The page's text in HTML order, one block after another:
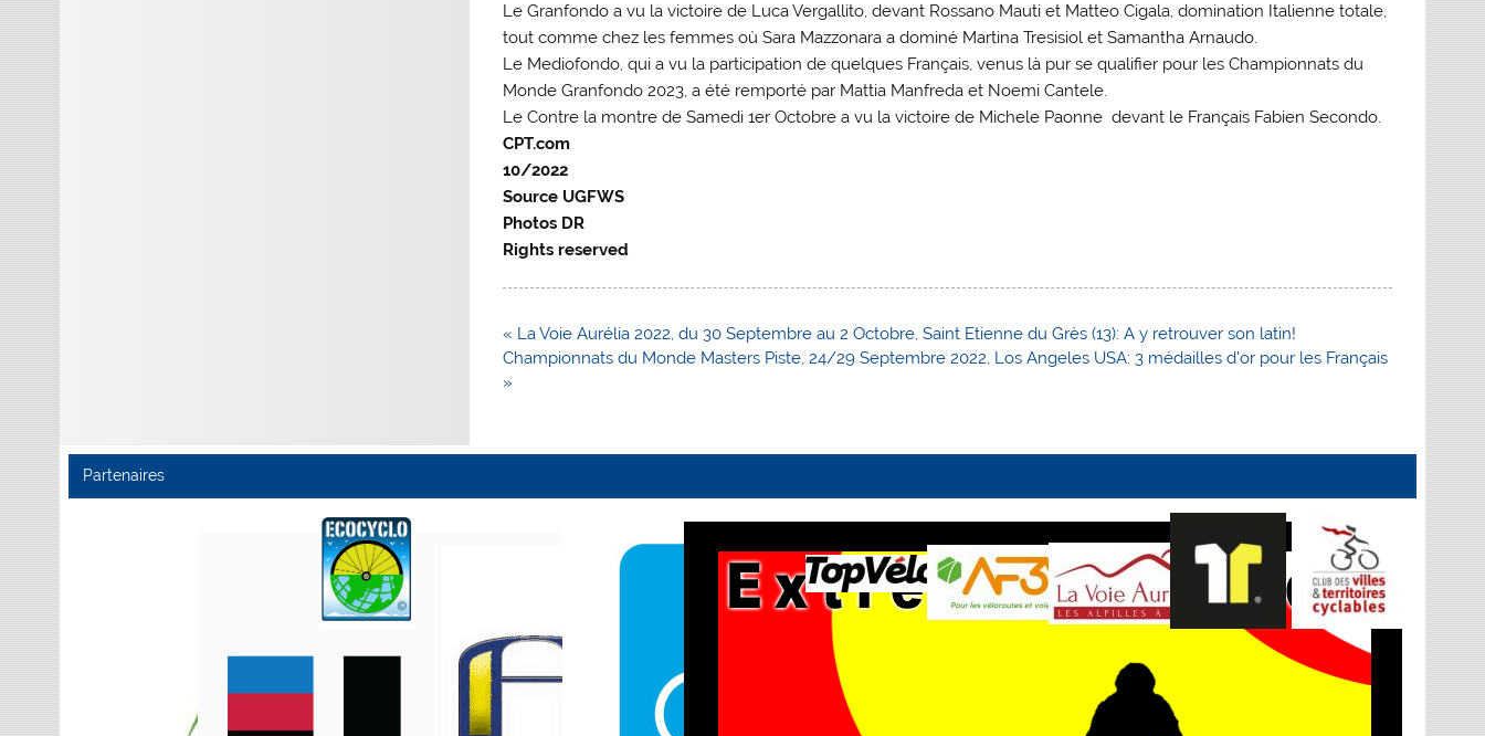
Le Granfondo a vu la victoire de Luca Vergallito, devant Rossano Mauti et Matteo Cigala, domination Italienne totale,
tout comme chez les femmes où Sara Mazzonara a dominé Martina Tresisiol et Samantha Arnaudo.
Le Mediofondo, qui a vu la participation de quelques Français, venus là pur se qualifier pour les Championnats du
Monde Granfondo 2023, a été remporté par Mattia Manfreda et Noemi Cantele.
Le Contre la montre de Samedi 1er Octobre a vu la victoire de Michele Paonne devant le Français Fabien Secondo.
CPT.com
10/2022
Source UGFWS
Photos DR
Rights reserved
Navigation
de
l’article
« La Voie Aurélia 2022, du 30 Septembre au 2 Octobre, Saint Etienne du Grès (13): A y retrouver son latin!
Championnats du Monde Masters Piste, 24/29 Septembre 2022, Los Angeles USA: 3 médailles d’or pour les Français
»
Partenaires